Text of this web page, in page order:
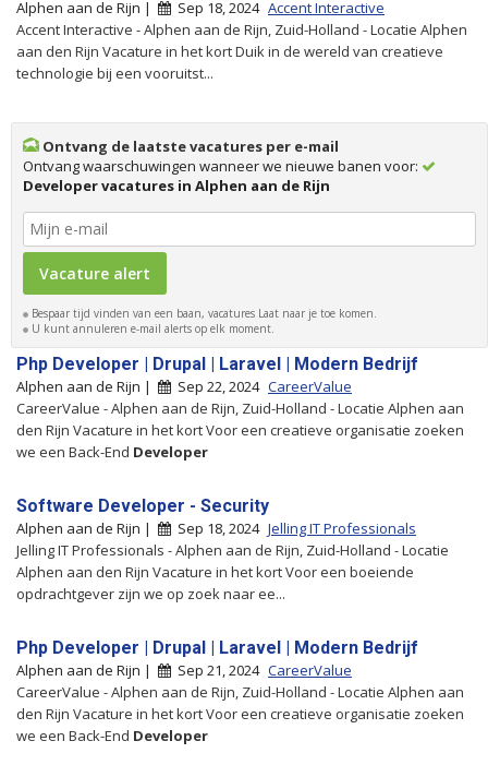
Alphen aan de Rijn | Sep 18, 2024 Accent Interactive
Accent Interactive - Alphen aan de Rijn, Zuid-Holland - Locatie Alphen
aan den Rijn Vacature in het kort Duik in de wereld van creatieve
technologie bij een vooruitst...
Ontvang de laatste vacatures per e-mail
Ontvang waarschuwingen wanneer we nieuwe banen voor:
Developer vacatures in Alphen aan de Rijn
Bespaar tijd vinden van een baan, vacatures Laat naar je toe komen.
U kunt annuleren e-mail alerts op elk moment.
Php Developer | Drupal | Laravel | Modern Bedrijf
Alphen aan de Rijn | Sep 22, 2024 CareerValue
CareerValue - Alphen aan de Rijn, Zuid-Holland - Locatie Alphen aan
den Rijn Vacature in het kort Voor een creatieve organisatie zoeken
we een Back-End Developer
Software Developer - Security
Alphen aan de Rijn | Sep 18, 2024 Jelling IT Professionals
Jelling IT Professionals - Alphen aan de Rijn, Zuid-Holland - Locatie
Alphen aan den Rijn Vacature in het kort Voor een boeiende
opdrachtgever zijn we op zoek naar ee...
Php Developer | Drupal | Laravel | Modern Bedrijf
Alphen aan de Rijn | Sep 21, 2024 CareerValue
CareerValue - Alphen aan de Rijn, Zuid-Holland - Locatie Alphen aan
den Rijn Vacature in het kort Voor een creatieve organisatie zoeken
we een Back-End Developer